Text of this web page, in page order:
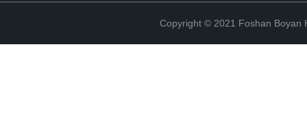
Copyright © 2021 Foshan Boyan